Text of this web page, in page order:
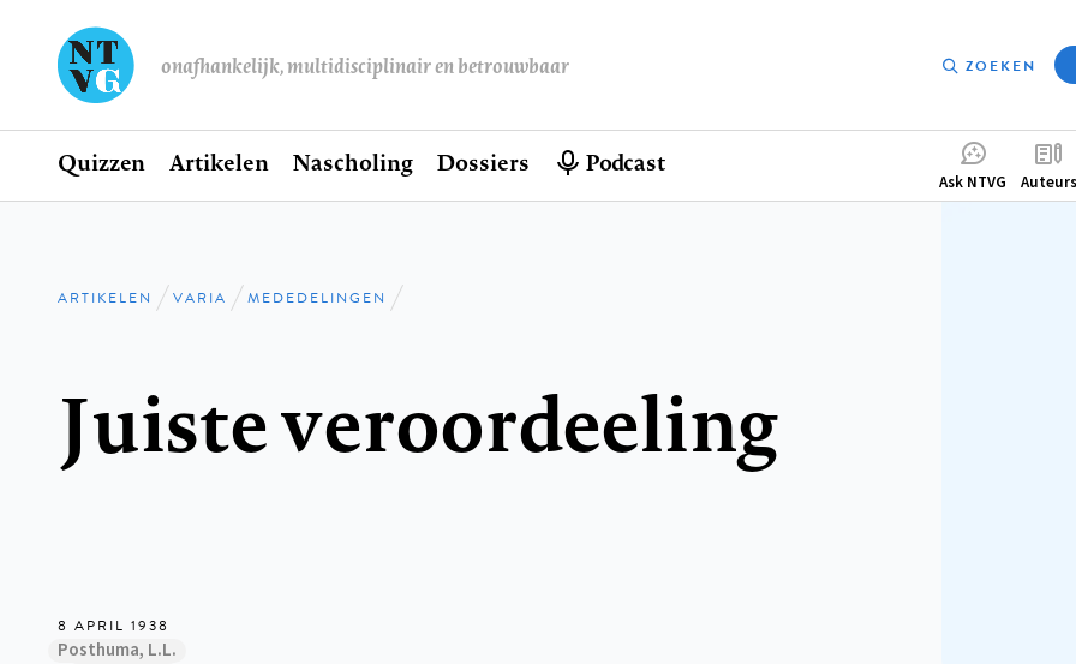
onafhankelijk, multidisciplinair en betrouwbaar ZOEKEN
Hoofdnavigatie
Home
Quizzen Artikelen Nascholing Dossiers Podcast
Ask NTVG Auteurs
Kruimelpad
ARTIKELEN VARIA MEDEDELINGEN
Juiste veroordeeling
8 APRIL 1938
Posthuma, L.L.